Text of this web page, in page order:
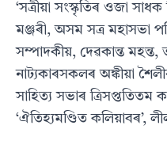
‘সত্ৰীয়া সংস্কৃতিৰ ওজা সাধক
মঞ্জৰী, অসম সত্ৰ মহাসভা
সম্পাদকীয়, দেৱকান্ত
নাট‍্যকাৰসকলৰ অঙ্কীয়া
সাহিত‍্য সভাৰ
‘ঐতিহ‍্যমণ্ডিত কলিয়াবৰ’,